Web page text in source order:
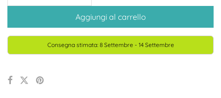
Faboola
–
inventano
Aggiungi al carrello
Consegna stimata: 8 Settembre - 14 Settembre